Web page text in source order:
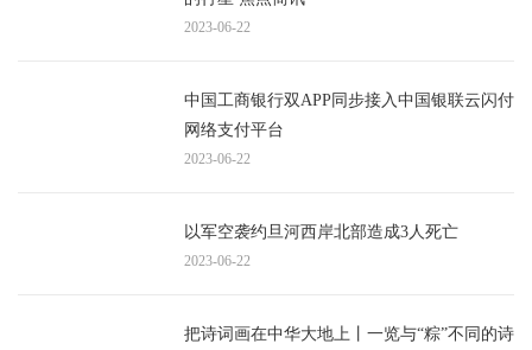
2023-06-22
中国工商银行双APP同步接入中国银联云闪付
网络支付平台
2023-06-22
以军空袭约旦河西岸北部造成3人死亡
2023-06-22
把诗词画在中华大地上丨一览与“粽”不同的诗